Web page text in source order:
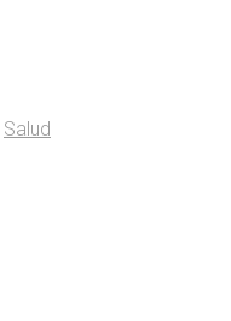
Salud